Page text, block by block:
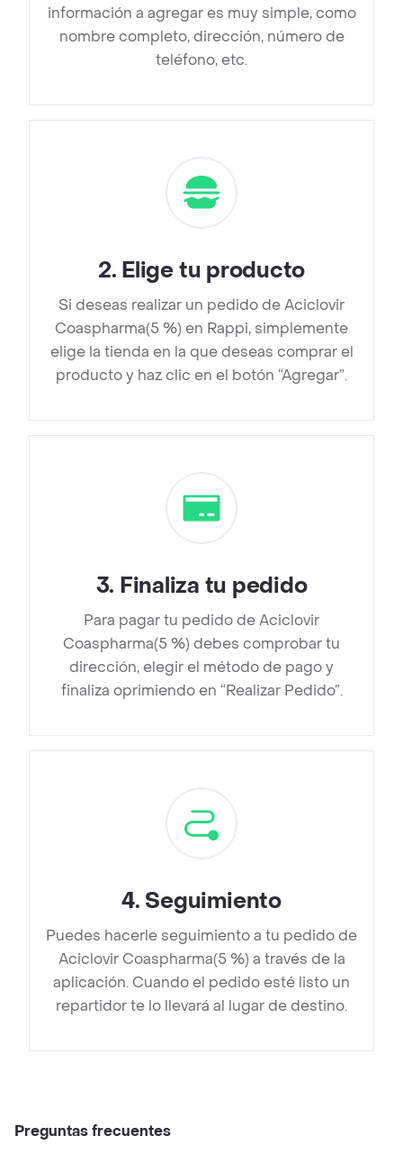
información a agregar es muy simple, como
nombre completo, dirección, número de
teléfono, etc.
2. Elige tu producto
Si deseas realizar un pedido de Aciclovir
Coaspharma(5 %) en Rappi, simplemente
elige la tienda en la que deseas comprar el
producto y haz clic en el botón “Agregar”.
3. Finaliza tu pedido
Para pagar tu pedido de Aciclovir
Coaspharma(5 %) debes comprobar tu
dirección, elegir el método de pago y
finaliza oprimiendo en “Realizar Pedido”.
4. Seguimiento
Puedes hacerle seguimiento a tu pedido de
Aciclovir Coaspharma(5 %) a través de la
aplicación. Cuando el pedido esté listo un
repartidor te lo llevará al lugar de destino.
Preguntas frecuentes